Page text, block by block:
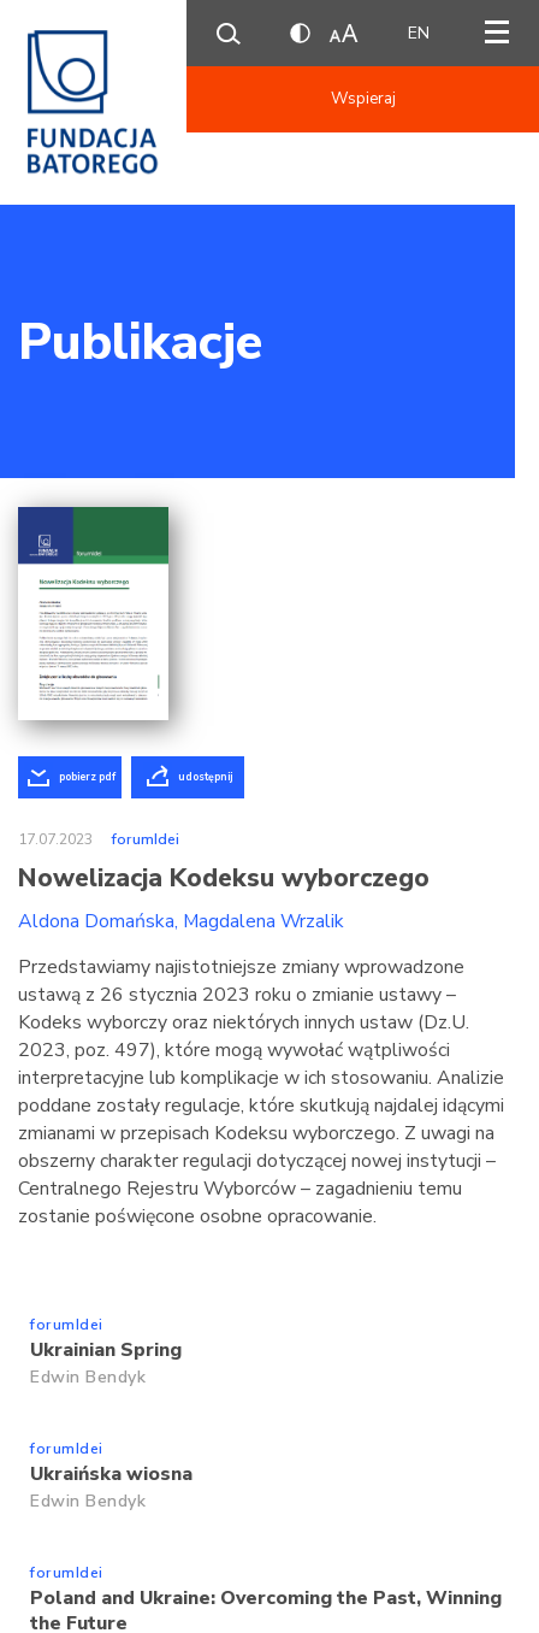
EN
Wspieraj
Publikacje
pobierz pdf udostępnij
17.07.2023 forumIdei
Nowelizacja Kodeksu wyborczego
Aldona Domańska Magdalena Wrzalik
Przedstawiamy najistotniejsze zmiany wprowadzone
ustawą z 26 stycznia 2023 roku o zmianie ustawy –
Kodeks wyborczy oraz niektórych innych ustaw (Dz.U.
2023, poz. 497), które mogą wywołać wątpliwości
interpretacyjne lub komplikacje w ich stosowaniu. Analizie
poddane zostały regulacje, które skutkują najdalej idącymi
zmianami w przepisach Kodeksu wyborczego. Z uwagi na
obszerny charakter regulacji dotyczącej nowej instytucji –
Centralnego Rejestru Wyborców – zagadnieniu temu
zostanie poświęcone osobne opracowanie.
forumIdei
Ukrainian Spring
Edwin Bendyk
forumIdei
Ukraińska wiosna
Edwin Bendyk
forumIdei
Poland and Ukraine: Overcoming the Past, Winning
the Future